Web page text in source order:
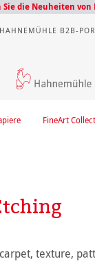
Sie die Neuheiten
HAHNEMÜHLE B2B-
FineArt